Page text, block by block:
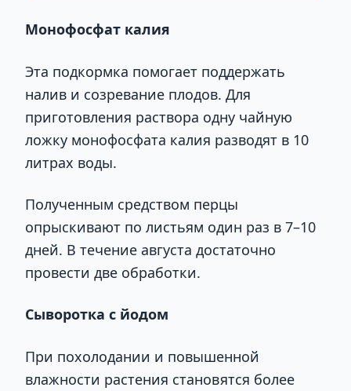
Монофосфат калия
Эта подкормка помогает поддержать
налив и созревание плодов. Для
приготовления раствора одну чайную
ложку монофосфата калия разводят в 10
литрах воды.
Полученным средством перцы
опрыскивают по листьям один раз в 7–10
дней. В течение августа достаточно
провести две обработки.
Сыворотка с йодом
При похолодании и повышенной
влажности растения становятся более